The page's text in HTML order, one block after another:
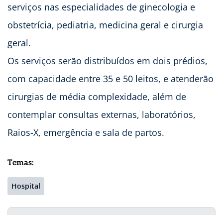
serviços nas especialidades de ginecologia e
obstetrícia, pediatria, medicina geral e cirurgia
geral.
Os serviços serão distribuídos em dois prédios,
com capacidade entre 35 e 50 leitos, e atenderão
cirurgias de média complexidade, além de
contemplar consultas externas, laboratórios,
Raios-X, emergência e sala de partos.
Temas:
Hospital